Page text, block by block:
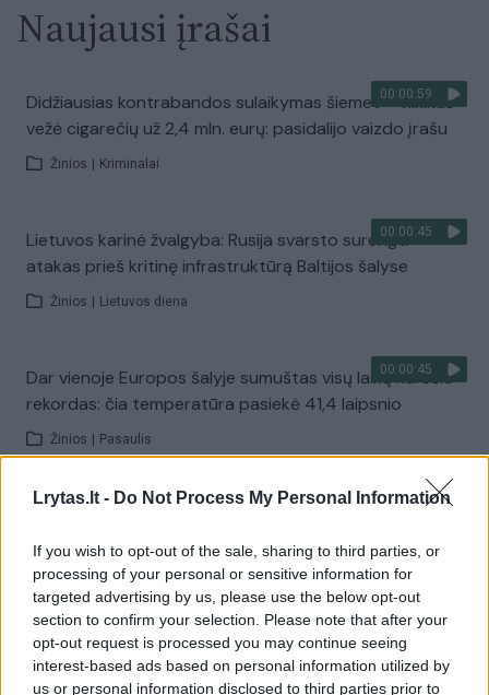
Lrytas.lt - Do Not Process My Personal Information
If you wish to opt-out of the sale, sharing to third parties, or
processing of your personal or sensitive information for
targeted advertising by us, please use the below opt-out
section to confirm your selection. Please note that after your
opt-out request is processed you may continue seeing
interest-based ads based on personal information utilized by
us or personal information disclosed to third parties prior to
Naujausi įrašai
00:00:59
Didžiausias kontrabandos sulaikymas šiemet – vilkikas
vežė cigarečių už 2,4 mln. eurų: pasidalijo vaizdo įrašu
Žinios Kriminalai
00:00:45
Lietuvos karinė žvalgyba: Rusija svarsto surengti
atakas prieš kritinę infrastruktūrą Baltijos šalyse
Žinios Lietuvos diena
00:00:45
Dar vienoje Europos šalyje sumuštas visų laikų karščio
rekordas: čia temperatūra pasiekė 41,4 laipsnio
Žinios Pasaulis
00:00:37
atsisveikinti su K. Prunskiene: „Gyvenime pasitaiko
visokių situacijų“
Žinios Lietuvos diena
Visi įrašai